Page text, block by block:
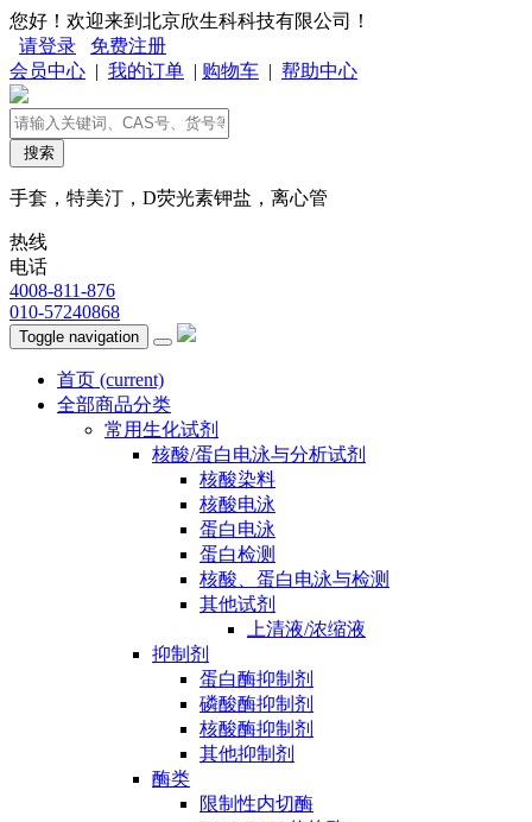
您好！欢迎来到北京欣生科科技有限公司！
请登录
免费注册
会员中心 | 我的订单 | 购物车 | 帮助中心
搜索
手套，特美汀，D荧光素钾盐，离心管
热线
电话
4008-811-876
010-57240868
Toggle navigation
首页 (current)
全部商品分类
常用生化试剂
核酸/蛋白电泳与分析试剂
核酸染料
核酸电泳
蛋白电泳
蛋白检测
核酸、蛋白电泳与检测
其他试剂
上清液/浓缩液
抑制剂
蛋白酶抑制剂
磷酸酶抑制剂
核酸酶抑制剂
其他抑制剂
酶类
限制性内切酶